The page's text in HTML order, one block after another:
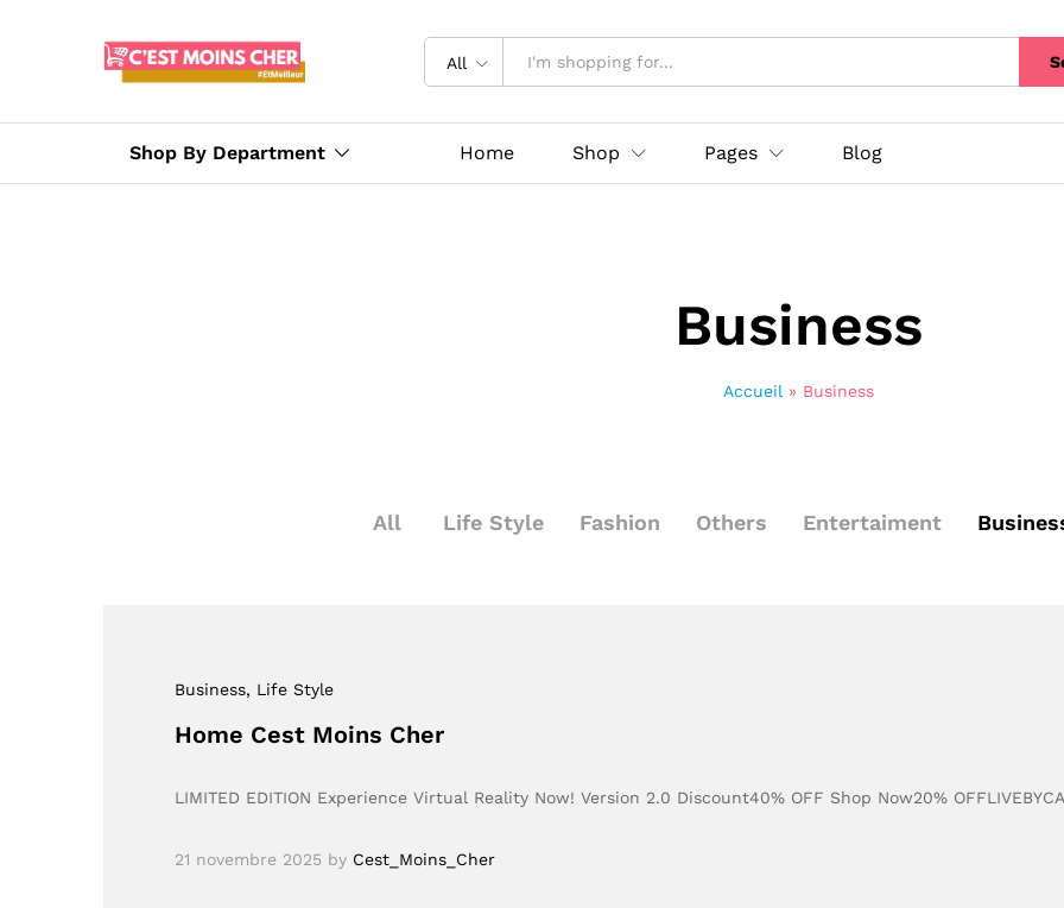
All
Shop By Department Home Shop Pages Blog
Business
Accueil» Business
All Life Style Fashion Others Entertaiment
Business, Life Style
Home Cest Moins Cher
LIMITED EDITION Experience Virtual Reality Now! Version 2.0 Discount40% OFF Shop Now20%
21 novembre 2025 by Cest_Moins_Cher